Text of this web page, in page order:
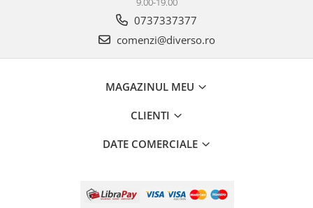
0737337377
comenzi@diverso.ro
MAGAZINUL MEU
CLIENTI
DATE COMERCIALE